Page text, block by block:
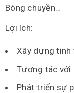
Bóng chuyền…
Lợi ích:
Xây dựng tinh
Tương tác với
Phát triển sự